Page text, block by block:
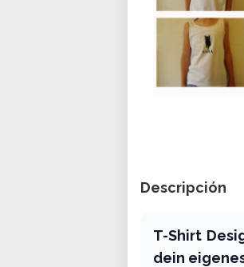
Descripción
T-Shirt
dein